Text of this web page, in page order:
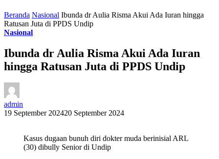
Beranda Nasional Ibunda dr Aulia Risma Akui Ada Iuran hingga
Ratusan Juta di PPDS Undip
Nasional
Ibunda dr Aulia Risma Akui Ada Iuran
hingga Ratusan Juta di PPDS Undip
admin
19 September 202420 September 2024
Kasus dugaan bunuh diri dokter muda berinisial ARL
(30) dibully Senior di Undip